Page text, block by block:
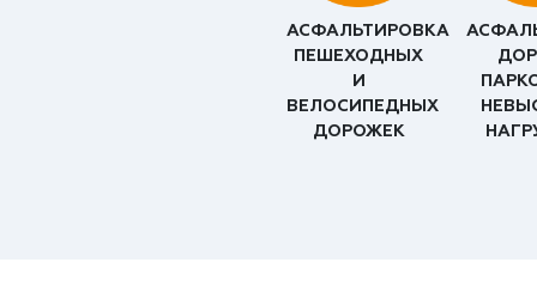
АСФАЛЬТИРОВКА
ПЕШЕХОДНЫХ
И
ВЕЛОСИПЕДНЫХ
ДОРОЖЕК